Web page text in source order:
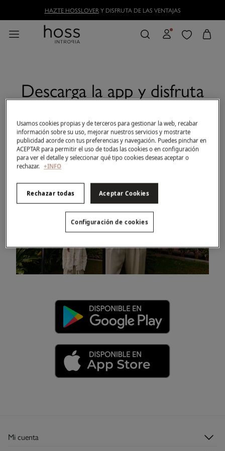
HAZTE HOSSLOVERY DISFRUTA DE LAS VENTAJAS
Descarga la app y disfruta
de todas las ventajas
Mi cuenta
Usamos cookies propias y de terceros para gestionar la web, recabar
información sobre su uso, mejorar nuestros servicios y mostrarte
publicidad acorde con tus preferencias y navegación. Puedes pinchar en
ACEPTAR para permitir el uso de todas las cookies o en configuración
para ver el detalle y seleccionar qué tipo cookies deseas aceptar o
rechazar. +INFO
Rechazar todas Aceptar Cookies
Configuración de cookies